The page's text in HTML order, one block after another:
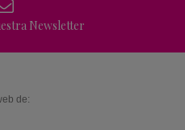
Newsletter
de: